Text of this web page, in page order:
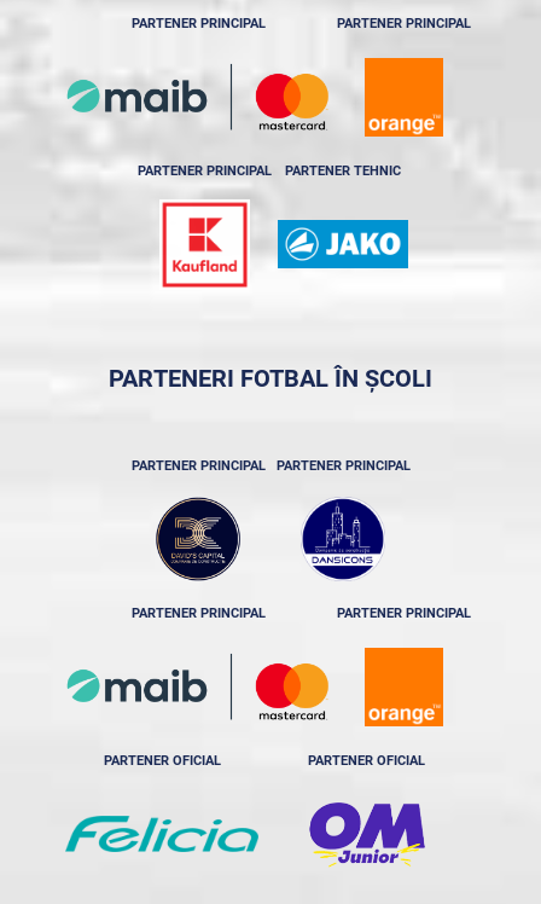
PARTENER PRINCIPAL PARTENER PRINCIPAL
PARTENER PRINCIPAL PARTENER TEHNIC
PARTENERI FOTBAL ÎN ȘCOLI
PARTENER PRINCIPAL PARTENER PRINCIPAL
PARTENER PRINCIPAL PARTENER PRINCIPAL
PARTENER OFICIAL PARTENER OFICIAL